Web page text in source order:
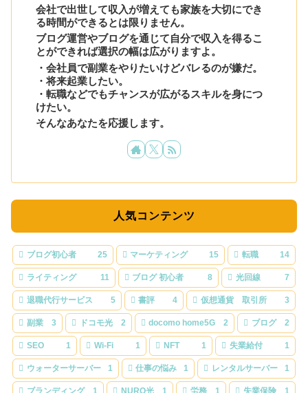
会社で出世して収入が増えても家族を大切にでき
る時間ができるとは限りません。
ブログ運営やブログを通じて自分で収入を得るこ
とができれば選択の幅は広がりますよ。
・会社員で副業をやりたいけどバレるのが嫌だ。
・将来起業したい。
・転職などでもチャンスが広がるスキルを身につ
けたい。
そんなあなたを応援します。
人気コンテンツ
ブログ初心者 25 マーケティング 15 転職 14
ライティング 11 ブログ 初心者 8 光回線 7
退職代行サービス 5 書評 4 仮想通貨 取引所 3
副業 3 ドコモ光 2 docomo home5G 2 ブログ 2
SEO 1 Wi-Fi 1 NFT 1 失業給付 1
ウォーターサーバー 1 仕事の悩み 1 レンタルサーバー 1
ブランディング 1 NURO光 1 労務 1 失業保険 1